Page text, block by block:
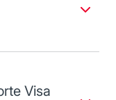
Visa